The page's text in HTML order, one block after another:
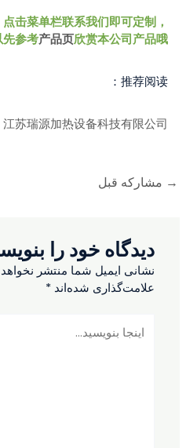
击菜单栏联系我们即可定制，
参考产品页欣赏本公司产品哦！
推荐阅读：
苏瑞源加热设备科技有限公司
→ مشارکه قبل
دیدگاه‌ خود را
نشانی ایمیل شما منتشر
علامت‌گذاری شده‌اند*
بنویسید…